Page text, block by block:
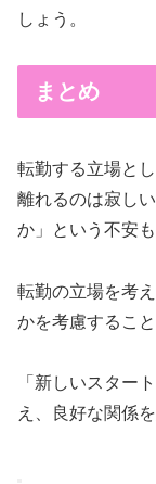
しょう。
まとめ
転勤する立場と
離れるのは寂し
か」という不安も
転勤の立場を考
かを考慮すること
「新しいスター
え、良好な関係